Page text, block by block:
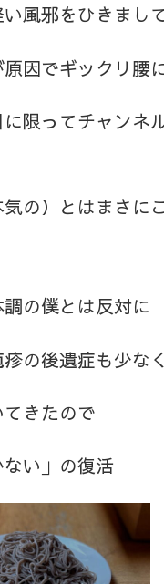
風邪をひきまし
因でギックリ腰
限ってチャンネ
の）とはまさに
の僕とは反対に
の後遺症も少なく
きたので
い」の復活